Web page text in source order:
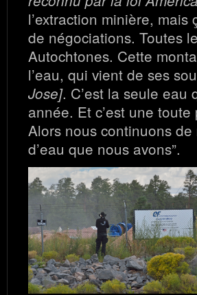
l’extraction minière,
de négociations. Toutes
Autochtones. Cette
l’eau, qui vient de ses
Jose]. C’est la seule
année. Et c’est une
Alors nous continuons
d’eau que nous avons”.